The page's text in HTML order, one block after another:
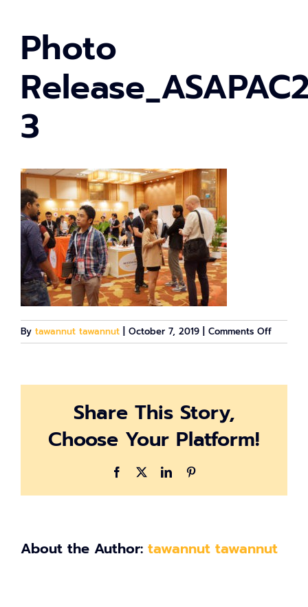
Photo
3
By tawannut tawannut October 7, 2019 Comments Offon
Photo
Share This Story,
Choose Your Platform!
Facebook LinkedIn
About the Author: tawannut tawannut